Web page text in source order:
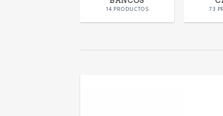
14 PRODUCTOS 73